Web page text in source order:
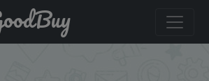
Deerma VC40 Бытовой